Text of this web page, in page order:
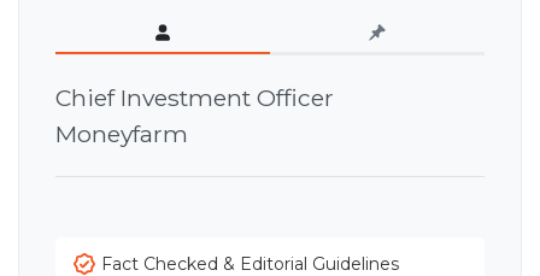
Chief Investment Officer
Moneyfarm
Fact Checked & Editorial Guidelines